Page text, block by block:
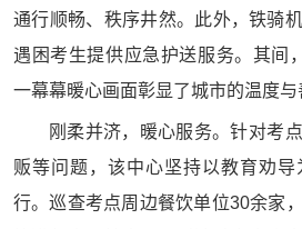
通行顺畅、秩序井然。此外，铁骑
遇困考生提供应急护送服务。其间
一幕幕暖心画面彰显了城市的温度与
刚柔并济，暖心服务。针对考
贩等问题，该中心坚持以教育劝
行。巡查考点周边餐饮单位30余家